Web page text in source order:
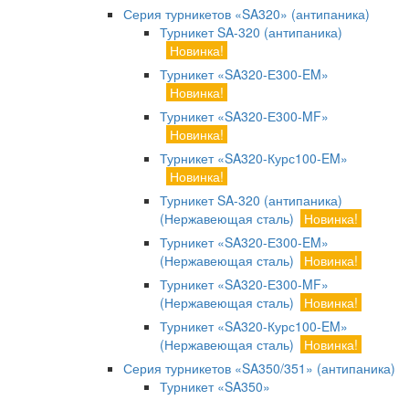
Серия турникетов «SA320» (антипаника)
Турникет SA-320 (антипаника)
Новинка!
Турникет «SA320-Е300-EM»
Новинка!
Турникет «SA320-Е300-MF»
Новинка!
Турникет «SA320-Курс100-EM»
Новинка!
Турникет SA-320 (антипаника)
(Нержавеющая сталь)
Новинка!
Турникет «SA320-Е300-EM»
(Нержавеющая сталь)
Новинка!
Турникет «SA320-Е300-MF»
(Нержавеющая сталь)
Новинка!
Турникет «SA320-Курс100-EM»
(Нержавеющая сталь)
Новинка!
Серия турникетов «SA350/351» (антипаника)
Турникет «SA350»